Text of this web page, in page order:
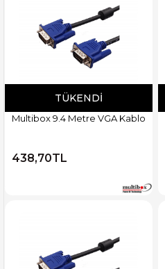
TÜKENDI
Multibox 9.4 Metre VGA Kablo
438,70TL